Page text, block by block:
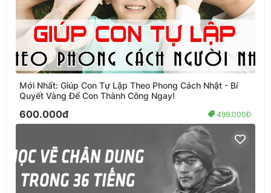
Mới Nhất: Giúp Con Tự Lập Theo Phong Cách Nhật - Bí
Quyết Vàng Để Con Thành Công Ngay!
600.000đ 499.000Đ